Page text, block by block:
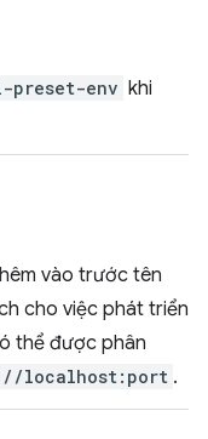
preset-env khi
vào trước tên
cho việc phát triển
thể được phân
localhost:port .